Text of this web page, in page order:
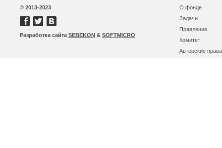
© 2013-2023
Разработка сайта SEBEKON & SOFTMICRO
О фонде
Задачи
Правление
Комитет
Авторские права